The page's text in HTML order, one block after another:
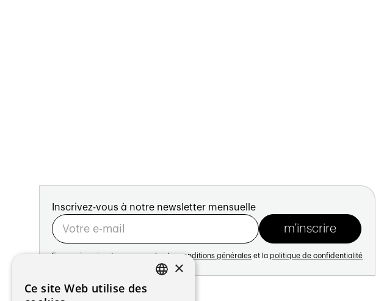
Inscrivez-vous à notre newsletter mensuelle
En vous inscrivant vous acceptez les conditions générales et la politique de confidentialité
Adresse:
Avenue de Longemalle 21
×
Ce site Web utilise des